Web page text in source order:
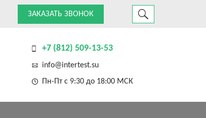
ЗАКАЗАТЬ ЗВОНОК
+7 (812) 509-13-53
info@intertest.su
Пн-Пт с 9:30 до 18:00 МСК